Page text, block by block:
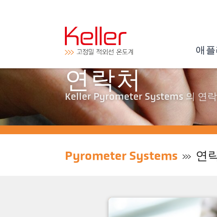
애
연락처
Keller Pyrometer Systems 의 연
Pyrometer Systems 연